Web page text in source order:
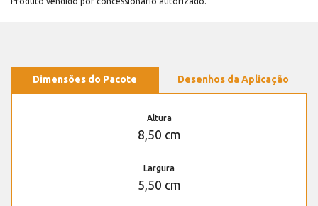
Dimensões do Pacote Desenhos da Aplicação
Altura
8,50 cm
Largura
5,50 cm